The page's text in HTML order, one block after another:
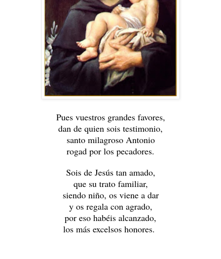
Pues vuestros grandes favores,
dan de quien sois testimonio,
santo milagroso Antonio
rogad por los pecadores.
Sois de Jesús tan amado,
que su trato familiar,
siendo niño, os viene a dar
y os regala con agrado,
por eso habéis alcanzado,
los más excelsos honores.